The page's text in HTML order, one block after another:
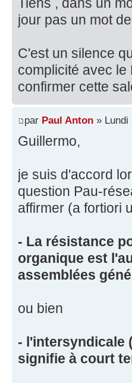
Tiens , dans un
jour pas un mot
C'est un silence
complicité avec
confirmer cette
par Paul Anton » Lundi
Guillermo,
je suis d'accord
question Pau-
affirmer (a fortiori
- La résistance
organique est
assemblées
ou bien
- l'intersyndicale
signifie à court